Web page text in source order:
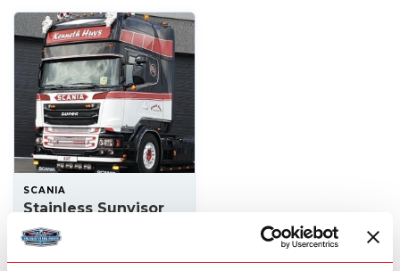
SCANIA
Stainless Sunvisor
Scania 4-serie / R-
serie